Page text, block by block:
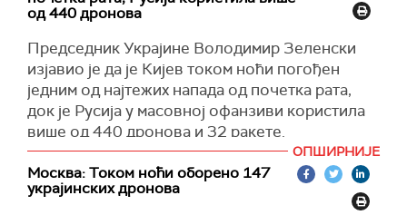
руском нападу на Кијев, саопштио је шеф
Кијевске градске војне администрације.
(Танјуг)
признање вишемилијардерске штете коју су
објави наТелеграму.
Председник САД Доналд Трамп рекао је на
маргинама самита у Канади да не жели да
пооштри санкције против Русије, пошто то
Сједињене Америчке Државе кошта много
новца, а да се ради о "милионима и
милијардама", преноси РИА Новости.
од 440 дронова
Председник Украјине Володимир Зеленски
изјавио је да је Кијев током ноћи погођен
једним од најтежих напада од почетка рата,
док је Русија у масовној офанзиви користила
више од 440 дронова и 32 ракете.
Зеленски је на платформи
навео да су
нападнуте и области Одеса, Запорожје,
Чернигов, Житомир, Кировоград, Николајев и
ОПШИРНИЈЕ
Москва: Током ноћи оборено 147
украјинских дронова